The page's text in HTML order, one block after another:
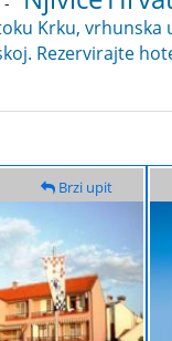
Krku,
Rezervirajte
Brzi upit